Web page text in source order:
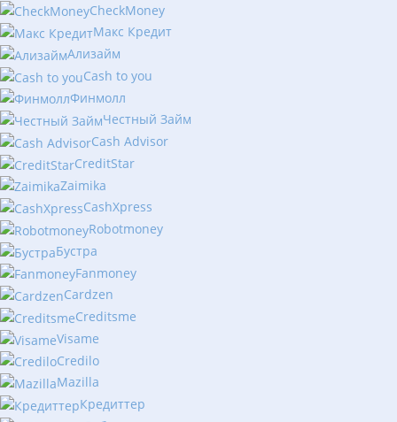
CheckMoney
Макс Кредит
Ализайм
Сash to you
Финмолл
Честный Займ
Cash Advisor
CreditStar
Zaimika
CashXpress
Robotmoney
Бустра
Fanmoney
Cardzen
Creditsme
Visame
Credilo
Mazilla
Кредиттер